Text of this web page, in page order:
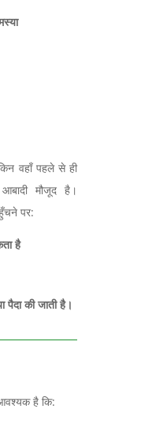
वहाँ पहले से ही
मौजूद है।
पर:
है
पैदा की जाती है।
है कि: